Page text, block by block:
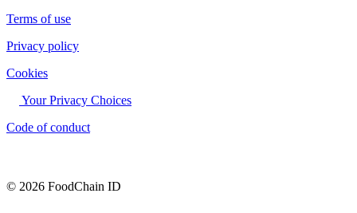
Terms of use
Privacy policy
Cookies
Your Privacy Choices
Code of conduct
© 2026 FoodChain ID